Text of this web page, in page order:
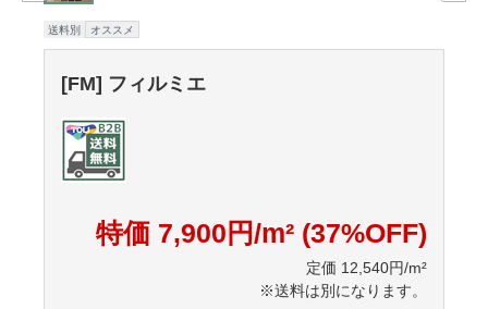
送料別 オススメ
[FM] フィルミエ
特価 7,900円/m² (37%OFF)
定価 12,540円/m²
※送料は別になります。